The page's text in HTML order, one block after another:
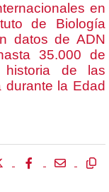
en
de Biología
datos de ADN
35.000 de
historia de las
la Edad